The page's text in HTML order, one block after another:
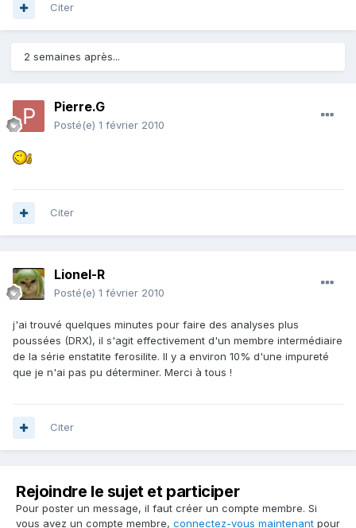
Citer
2 semaines après...
Pierre.G
Posté(e) 1 février 2010
Citer
Lionel-R
Posté(e) 1 février 2010
j'ai trouvé quelques minutes pour faire des analyses plus
poussées (DRX), il s'agit effectivement d'un membre intermédiaire
de la série enstatite ferosilite. Il y a environ 10% d'une impureté
que je n'ai pas pu déterminer. Merci à tous !
Citer
Rejoindre le sujet et participer
Pour poster un message, il faut créer un compte membre. Si
vous avez un compte membre, connectez-vous maintenant pour